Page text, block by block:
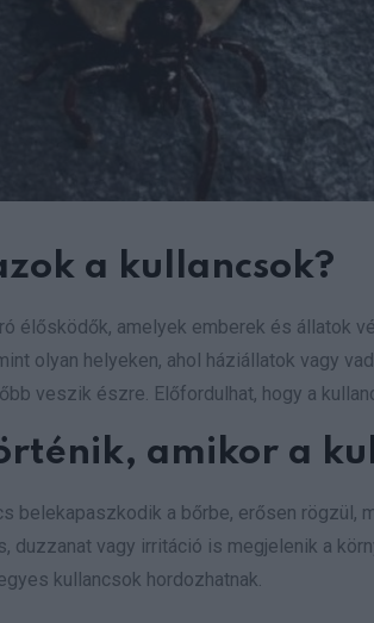
a kullancsok?
élősködők, amelyek emberek és állatok
olyan helyeken, ahol háziállatok vagy
veszik észre. Előfordulhat, hogy a
amikor a
belekapaszkodik a bőrbe, erősen
duzzanat vagy irritáció is megjelenik a
kullancsok hordozhatnak.